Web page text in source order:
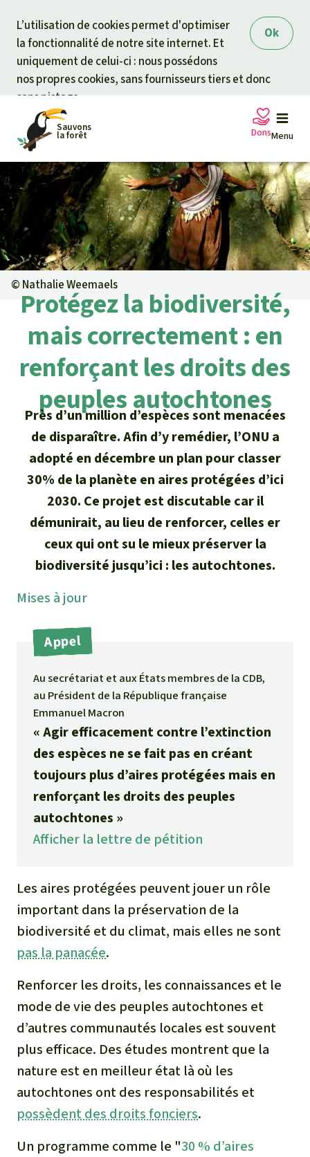
Ok
L’utilisation de cookies permet d'optimiser
la fonctionnalité de notre site internet. Et
uniquement de celui-ci : nous possédons
nos propres cookies, sans fournisseurs tiers et donc
sans pistage.
Sauvons
la forêt Menu
Pétitions
Projets
Information
Pour approfondir
Actualités
Succès
Lettre d'information
Thématiques
Climat et forêt tropicale
La biodiversité
L'huile de palme
Les aires protégées
La forêt tropicale
Le bois tropical
L'élevage industriel
L'accaparement des terres
Le braconnage
Les barrages
Les routes
Association
Sauvons la forêt
Qui sommes-nous ?
Nous contacter
Transparence
Questions fréquentes
Rapports annuels
Dans la presse
Recherche
Français
Deutsch
English
Español
Italiano
Português
Indonesia
Dons
Votre soutien est capital
Don général
Fonds d'urgence
Certificats de don
Questions & réponses
Don pour un thème
Protection des animaux
Protection des forêts tropicales
Soutien aux activistes
Don pour une région
Asie du Sud-Est
Afrique
Amérique latine
© Nathalie Weemaels
Protégez la biodiversité,
mais correctement : en
renforçant les droits des
peuples autochtones
Près d’un million d’espèces sont menacées
de disparaître. Afin d’y remédier, l’ONU a
adopté en décembre un plan pour classer
30% de la planète en aires protégées d’ici
2030. Ce projet est discutable car il
démunirait, au lieu de renforcer, celles er
ceux qui ont su le mieux préserver la
biodiversité jusqu’ici : les autochtones.
Mises à jour
Appel
Au secrétariat et aux États membres de la CDB,
au Président de la République française
Emmanuel Macron
« Agir efficacement contre l’extinction
des espèces ne se fait pas en créant
toujours plus d’aires protégées mais en
renforçant les droits des peuples
autochtones »
Afficher la lettre de pétition
Les aires protégées peuvent jouer un rôle
important dans la préservation de la
biodiversité et du climat, mais elles ne sont
pas la panacée.
Renforcer les droits, les connaissances et le
mode de vie des peuples autochtones et
d’autres communautés locales est souvent
plus efficace. Des études montrent que la
nature est en meilleur état là où les
autochtones ont des responsabilités et
possèdent des droits fonciers.
Un programme comme le "30 % d’aires